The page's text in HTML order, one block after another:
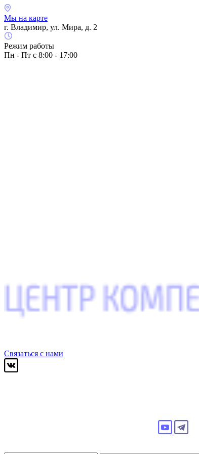
Мы на карте
г. Владимир, ул. Мира, д. 2
Режим работы
Пн - Пт с 8:00 - 17:00
Связаться с нами